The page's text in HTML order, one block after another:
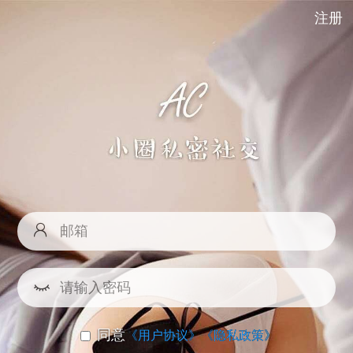
注册
同意《用户协议》《隐私政策》